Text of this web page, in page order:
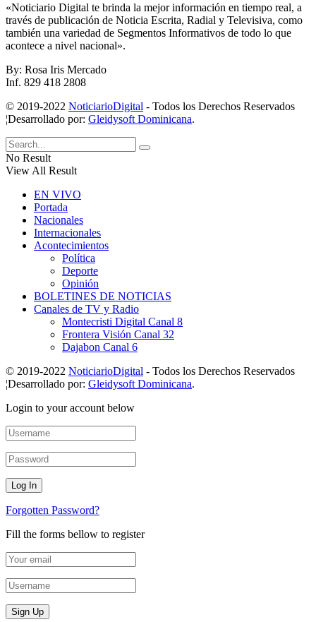
«Noticiario Digital te brinda la mejor información en tiempo real, a
través de publicación de Noticia Escrita, Radial y Televisiva, como
también una variedad de Segmentos Informativos de todo lo que
acontece a nivel nacional».
By: Rosa Iris Mercado
Inf. 829 418 2808
© 2019-2022 NoticiarioDigital - Todos los Derechos Reservados
¦Desarrollado por: Gleidysoft Dominicana.
No Result
View All Result
EN VIVO
Portada
Nacionales
Internacionales
Acontecimientos
Política
Deporte
Opinión
BOLETINES DE NOTICIAS
Canales de TV y Radio
Montecristi Digital Canal 8
Frontera Visión Canal 32
Dajabon Canal 6
© 2019-2022 NoticiarioDigital - Todos los Derechos Reservados
¦Desarrollado por: Gleidysoft Dominicana.
Login to your account below
Forgotten Password?
Fill the forms bellow to register